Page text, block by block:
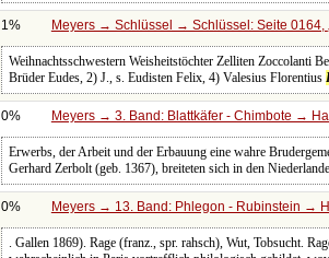
1% Meyers → Schlüssel → Schlüssel: Seite 0164,
Weihnachtsschwestern Weisheitstöchter Zelliten Zoccolanti
Brüder Eudes, 2) J., s. Eudisten Felix, 4) Valesius Florentius
0% Meyers → 3. Band: Blattkäfer - Chimbote →
Erwerbs, der Arbeit und der Erbauung eine wahre
Gerhard Zerbolt (geb. 1367), breiteten sich in den
0% Meyers → 13. Band: Phlegon - Rubinstein →
. Gallen 1869). Rage (franz., spr. rahsch), Wut, Tobsucht.